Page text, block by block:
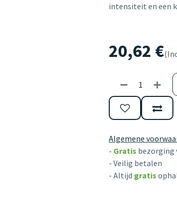
intensiteit en een
20,62 €
Algemene
- Gratis bezorging
- Veilig betalen
- Altijd gratis